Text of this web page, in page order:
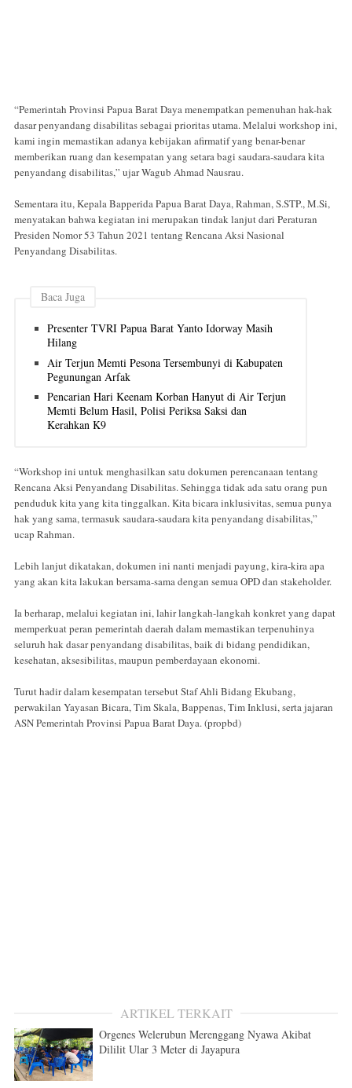
“Pemerintah Provinsi Papua Barat Daya menempatkan pemenuhan hak-hak
dasar penyandang disabilitas sebagai prioritas utama. Melalui workshop ini,
kami ingin memastikan adanya kebijakan afirmatif yang benar-benar
memberikan ruang dan kesempatan yang setara bagi saudara-saudara kita
penyandang disabilitas,” ujar Wagub Ahmad Nausrau.
Sementara itu, Kepala Bapperida Papua Barat Daya, Rahman, S.STP., M.Si,
menyatakan bahwa kegiatan ini merupakan tindak lanjut dari Peraturan
Presiden Nomor 53 Tahun 2021 tentang Rencana Aksi Nasional
Penyandang Disabilitas.
Baca Juga
Presenter TVRI Papua Barat Yanto Idorway Masih
Hilang
Air Terjun Memti Pesona Tersembunyi di Kabupaten
Pegunungan Arfak
Pencarian Hari Keenam Korban Hanyut di Air Terjun
Memti Belum Hasil, Polisi Periksa Saksi dan
Kerahkan K9
“Workshop ini untuk menghasilkan satu dokumen perencanaan tentang
Rencana Aksi Penyandang Disabilitas. Sehingga tidak ada satu orang pun
penduduk kita yang kita tinggalkan. Kita bicara inklusivitas, semua punya
hak yang sama, termasuk saudara-saudara kita penyandang disabilitas,”
ucap Rahman.
Lebih lanjut dikatakan, dokumen ini nanti menjadi payung, kira-kira apa
yang akan kita lakukan bersama-sama dengan semua OPD dan stakeholder.
Ia berharap, melalui kegiatan ini, lahir langkah-langkah konkret yang dapat
memperkuat peran pemerintah daerah dalam memastikan terpenuhinya
seluruh hak dasar penyandang disabilitas, baik di bidang pendidikan,
kesehatan, aksesibilitas, maupun pemberdayaan ekonomi.
Turut hadir dalam kesempatan tersebut Staf Ahli Bidang Ekubang,
perwakilan Yayasan Bicara, Tim Skala, Bappenas, Tim Inklusi, serta jajaran
ASN Pemerintah Provinsi Papua Barat Daya. (propbd)
ARTIKEL TERKAIT
Orgenes Welerubun Merenggang Nyawa Akibat
Dililit Ular 3 Meter di Jayapura